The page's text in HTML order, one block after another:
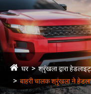
घर
श्रृंखला द्वारा
बाहरी चालक श्रृंखला ने